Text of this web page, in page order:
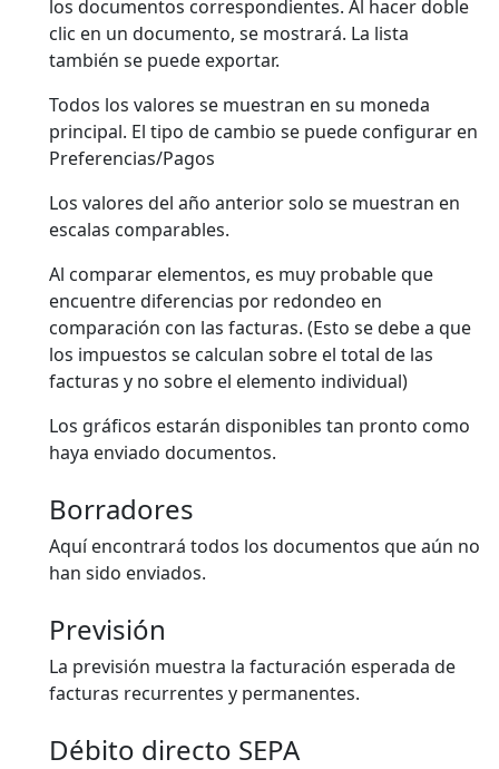
los documentos correspondientes. Al hacer doble
clic en un documento, se mostrará. La lista
también se puede exportar.
Todos los valores se muestran en su moneda
principal. El tipo de cambio se puede configurar en
Preferencias/Pagos
Los valores del año anterior solo se muestran en
escalas comparables.
Al comparar elementos, es muy probable que
encuentre diferencias por redondeo en
comparación con las facturas. (Esto se debe a que
los impuestos se calculan sobre el total de las
facturas y no sobre el elemento individual)
Los gráficos estarán disponibles tan pronto como
haya enviado documentos.
Borradores
Aquí encontrará todos los documentos que aún no
han sido enviados.
Previsión
La previsión muestra la facturación esperada de
facturas recurrentes y permanentes.
Débito directo SEPA